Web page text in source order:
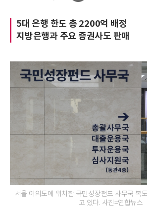
5대 은행 한도 총 2200억 배정
지방은행과 주요 증권사도 판매
서울 여의도에 위치한 국민성장펀드 사무국 복
고 있다. 사진=연합뉴스